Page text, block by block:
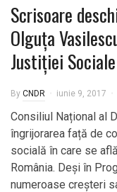
Scrisoare
Olguța
Justiției Sociale
By CNDR iunie 9, 2017
Consiliul Național al
îngrijorarea față de
socială în care se
România. Deși în
numeroase creșteri